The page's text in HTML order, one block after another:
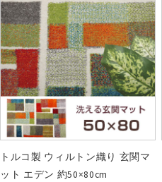
トルコ製 ウィルトン織り 玄関マ
ット エデン 約50×80cm